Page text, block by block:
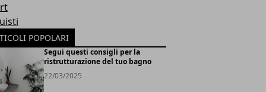
POPOLARI
Segui questi consigli per la
ristrutturazione del tuo bagno
22/03/2025